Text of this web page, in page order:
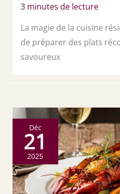
3 minutes de lecture
La magie de la cuisine
de préparer des plats
savoureux
Déc
21
2025